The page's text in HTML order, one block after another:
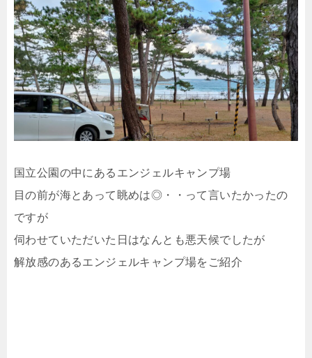
国立公園の中にあるエンジェルキャンプ場
目の前が海とあって眺めは◎・・って言いたかったの
ですが
伺わせていただいた日はなんとも悪天候でしたが
解放感のあるエンジェルキャンプ場をご紹介